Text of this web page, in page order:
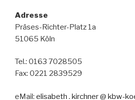
Adresse
Präses-Richter-Platz 1a
51065 Köln
Tel.: 0163 7028505
Fax: 0221 2839529
eMail: elisabeth . kirchner @ kbw-